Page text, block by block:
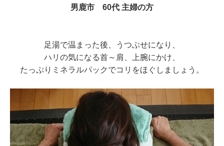
男鹿市 60代 主婦の方
足湯で温まった後、うつぶせになり、
ハリの気になる首～肩、上腕にかけ、
たっぷりミネラルパックでコリをほぐしましょう。